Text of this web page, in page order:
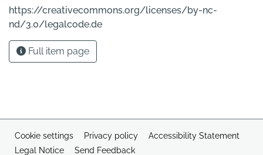
https://creativecommons.org/licenses/by-nc-
nd/3.0/legalcode.de
Full item page
Cookie settings Privacy policy
Accessibility Statement
Legal Notice
Send Feedback